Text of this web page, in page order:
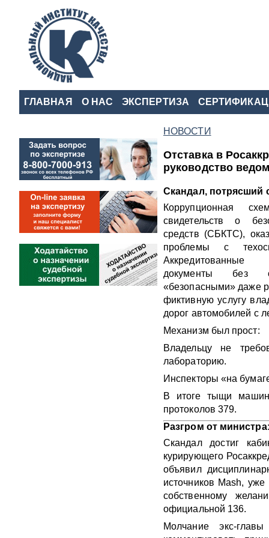
ГЛАВНАЯ О НАС ЭКСПЕРТИЗА
НОВОСТИ
Отставка в
руководство
Скандал, потрясший
Коррупционная
свидетельств о
средств (СБКТС),
проблемы с
документы без
«безопасными» даже
фиктивную услугу
дорог автомобилей с
Механизм был прост:
Владельцу не
лабораторию.
Инспекторы «на
В итоге тыщи машин
протоколов 379.
Разгром от
Скандал достиг
курирующего
объявил
источников Mash,
собственному
официальной 136.
Молчание экс-